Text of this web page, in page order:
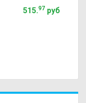
515.97руб